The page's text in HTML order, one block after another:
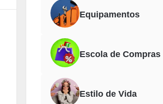
Equipamentos
Escola de Compras
Estilo de Vida